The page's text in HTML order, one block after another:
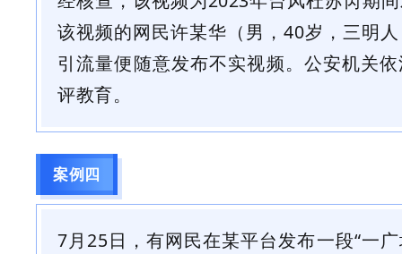
该视频的网民许某华（男，40岁，三明
引流量便随意发布不实视频。 公安机关
评教育。
案例四
7月25日，有网民在某平台发布一段“一